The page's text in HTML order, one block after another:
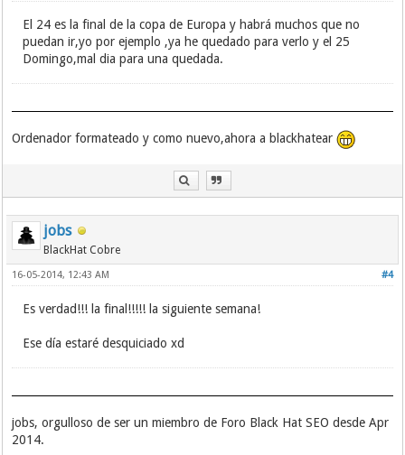
El 24 es la final de la copa de Europa y habrá muchos que no
puedan ir,yo por ejemplo ,ya he quedado para verlo y el 25
Domingo,mal dia para una quedada.
Ordenador formateado y como nuevo,ahora a blackhatear
jobs
BlackHat Cobre
#4
16-05-2014, 12:43 AM
Es verdad!!! la final!!!!! la siguiente semana!
Ese día estaré desquiciado xd
jobs, orgulloso de ser un miembro de Foro Black Hat SEO desde Apr
2014.